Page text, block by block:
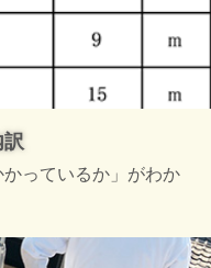
かっているか」がわか